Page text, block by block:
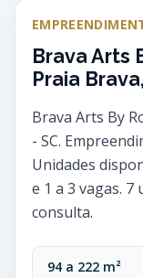
Brava Arts
Praia
Brava Arts By
- SC.
Unidades
e 1 a 3 vagas.
consulta.
94 a 222 m²